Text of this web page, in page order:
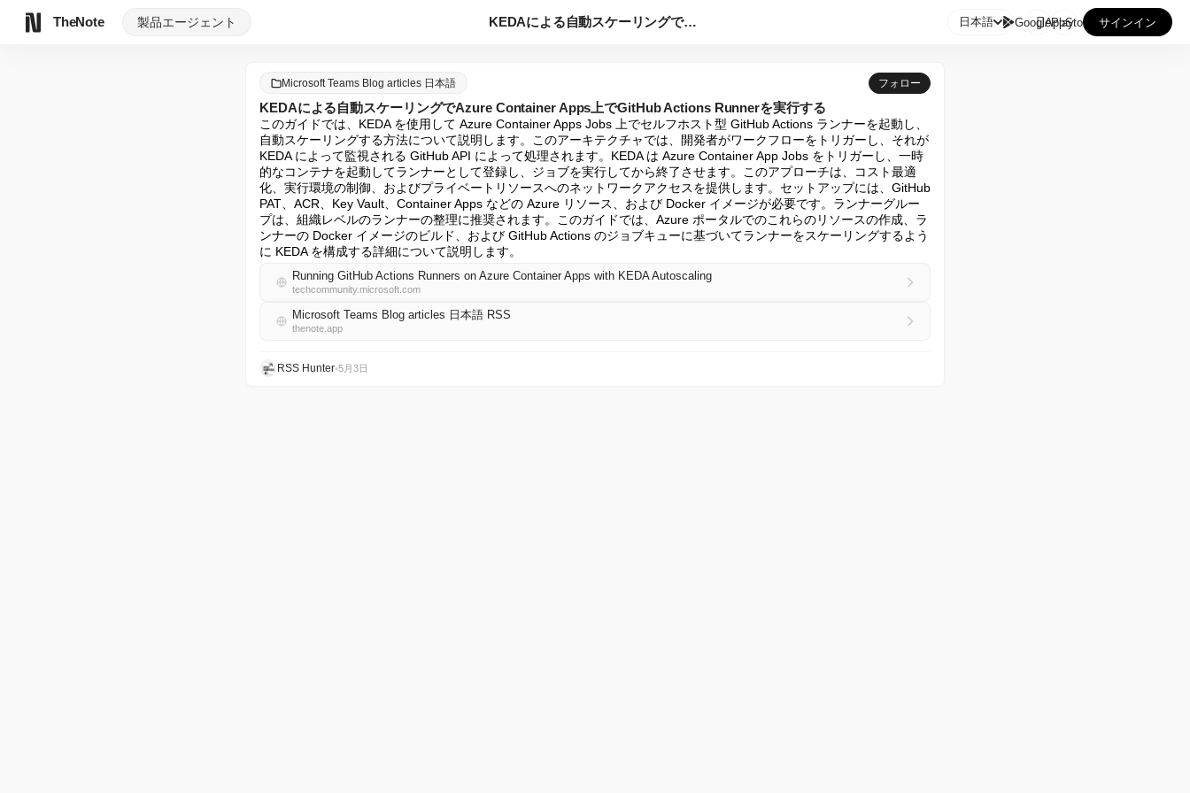
TheNote 製品エージェント KEDAによる自動スケーリングでAzure Containe... 日本語 GooglePlay
AppStore サインイン
Microsoft Teams Blog articles 日本語 フォロー
KEDAによる自動スケーリングでAzure Container Apps上でGitHub Actions Runnerを実行する
このガイドでは、KEDA を使用して Azure Container Apps Jobs 上でセルフホスト型 GitHub Actions ランナーを起動し、
自動スケーリングする方法について説明します。このアーキテクチャでは、開発者がワークフローをトリガーし、それが
KEDA によって監視される GitHub API によって処理されます。KEDA は Azure Container App Jobs をトリガーし、一時
的なコンテナを起動してランナーとして登録し、ジョブを実行してから終了させます。このアプローチは、コスト最適
化、実行環境の制御、およびプライベートリソースへのネットワークアクセスを提供します。セットアップには、GitHub
PAT、ACR、Key Vault、Container Apps などの Azure リソース、および Docker イメージが必要です。ランナーグルー
プは、組織レベルのランナーの整理に推奨されます。このガイドでは、Azure ポータルでのこれらのリソースの作成、ラ
ンナーの Docker イメージのビルド、および GitHub Actions のジョブキューに基づいてランナーをスケーリングするよう
に KEDA を構成する詳細について説明します。
Running GitHub Actions Runners on Azure Container Apps with KEDA Autoscaling
techcommunity.microsoft.com
Microsoft Teams Blog articles 日本語 RSS
thenote.app
RSS Hunter•5月3日